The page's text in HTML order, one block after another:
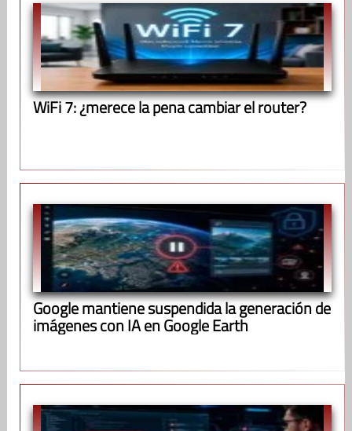
WiFi 7: ¿merece la pena cambiar el router?
Google mantiene suspendida la generación de
imágenes con IA en Google Earth